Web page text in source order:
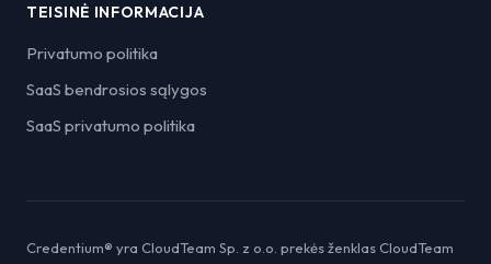
TEISINĖ INFORMACIJA
Privatumo politika
SaaS bendrosios sąlygos
SaaS privatumo politika
Credentium® yra CloudTeam Sp. z o.o. prekės ženklas CloudTeam